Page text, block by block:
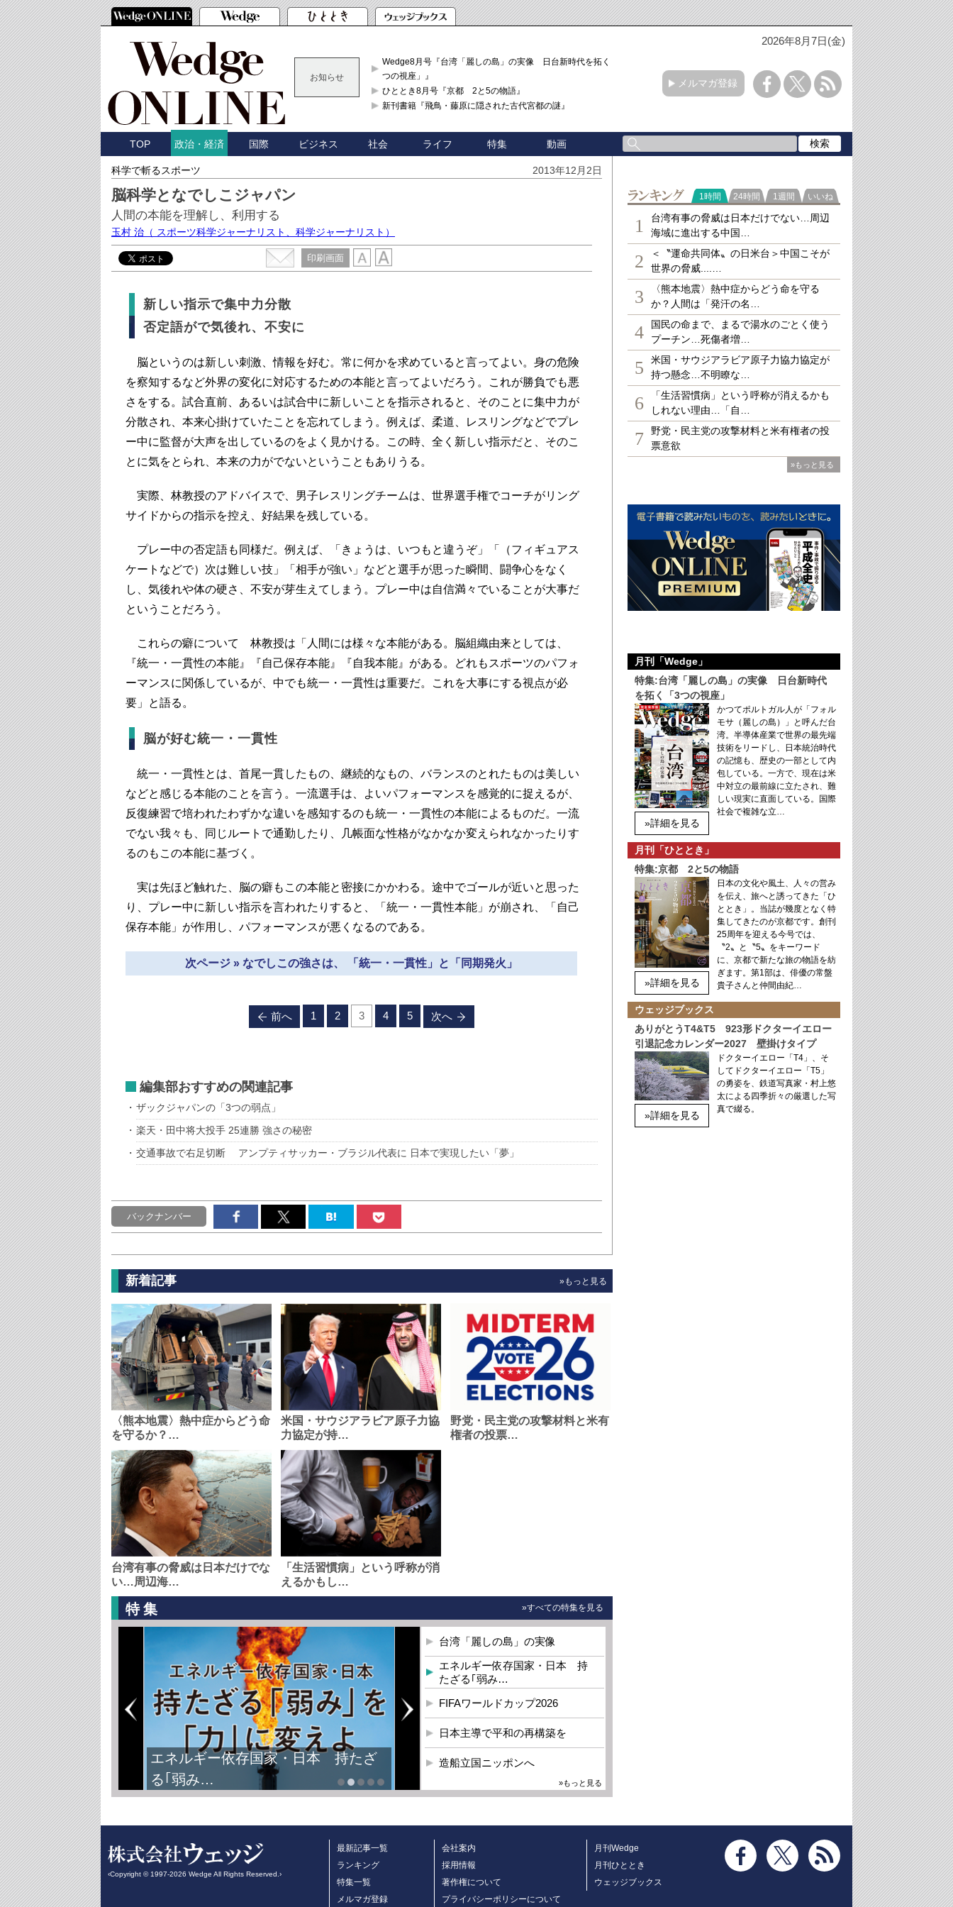
2026年8月7日(金)
お知らせ
Wedge8月号『台湾「麗しの島」の実像 日台新時代を拓く「3
つの視座」』
ひととき8月号『京都 2と5の物語』
新刊書籍『飛鳥・藤原に隠された古代宮都の謎』
メルマガ登録
TOP 政治・経済 国際 ビジネス 社会 ライフ 特集 動画
科学で斬るスポーツ 2013年12月2日
脳科学となでしこジャパン
人間の本能を理解し、利用する
玉村 治 （ スポーツ科学ジャーナリスト、科学ジャーナリスト）
印刷画面
新しい指示で集中力分散
否定語がで気後れ、不安に
脳というのは新しい刺激、情報を好む。常に何かを求めていると言ってよい。身の危険
を察知するなど外界の変化に対応するための本能と言ってよいだろう。これが勝負でも悪
さをする。試合直前、あるいは試合中に新しいことを指示されると、そのことに集中力が
分散され、本来心掛けていたことを忘れてしまう。例えば、柔道、レスリングなどでプレ
ー中に監督が大声を出しているのをよく見かける。この時、全く新しい指示だと、そのこ
とに気をとられ、本来の力がでないということもありうる。
実際、林教授のアドバイスで、男子レスリングチームは、世界選手権でコーチがリング
サイドからの指示を控え、好結果を残している。
プレー中の否定語も同様だ。例えば、「きょうは、いつもと違うぞ」「（フィギュアス
ケートなどで）次は難しい技」「相手が強い」などと選手が思った瞬間、闘争心をなく
し、気後れや体の硬さ、不安が芽生えてしまう。プレー中は自信満々でいることが大事だ
ということだろう。
これらの癖について 林教授は「人間には様々な本能がある。脳組織由来としては、
『統一・一貫性の本能』『自己保存本能』『自我本能』がある。どれもスポーツのパフォ
ーマンスに関係しているが、中でも統一・一貫性は重要だ。これを大事にする視点が必
要」と語る。
脳が好む統一・一貫性
統一・一貫性とは、首尾一貫したもの、継続的なもの、バランスのとれたものは美しい
などと感じる本能のことを言う。一流選手は、よいパフォーマンスを感覚的に捉えるが、
反復練習で培われたわずかな違いを感知するのも統一・一貫性の本能によるものだ。一流
でない我々も、同じルートで通勤したり、几帳面な性格がなかなか変えられなかったりす
るのもこの本能に基づく。
実は先ほど触れた、脳の癖もこの本能と密接にかかわる。途中でゴールが近いと思った
り、プレー中に新しい指示を言われたりすると、「統一・一貫性本能」が崩され、「自己
保存本能」が作用し、パフォーマンスが悪くなるのである。
次ページ » なでしこの強さは、 「統一・一貫性」と「同期発火」
前へ 1 2 3 4 5 次へ
編集部おすすめの関連記事
ザックジャパンの「3つの弱点」
楽天・田中将大投手 25連勝 強さの秘密
交通事故で右足切断 アンプティサッカー・ブラジル代表に 日本で実現したい「夢」
バックナンバー
新着記事 »もっと見る
〈熊本地震〉熱中症からどう命
を守るか？…
米国・サウジアラビア原子力協
力協定が持…
野党・民主党の攻撃材料と米有
権者の投票…
台湾有事の脅威は日本だけでな
い…周辺海…
「生活習慣病」という呼称が消
えるかもし…
特集 »すべての特集を見る
エネルギー依存国家・日本 持たざ
る｢弱み…
台湾「麗しの島」の実像
エネルギー依存国家・日本 持
たざる｢弱み…
FIFAワールドカップ2026
日本主導で平和の再構築を
造船立国ニッポンへ
»もっと見る
ランキング
1時間 24時間 1週間 いいね
1
台湾有事の脅威は日本だけでない…周辺
海域に進出する中国…
2
＜〝運命共同体〟の日米台＞中国こそが
世界の脅威....…
3
〈熊本地震〉熱中症からどう命を守る
か？人間は「発汗の名…
4
国民の命まで、まるで湯水のごとく使う
プーチン…死傷者増…
5
米国・サウジアラビア原子力協力協定が
持つ懸念…不明瞭な…
6
「生活習慣病」という呼称が消えるかも
しれない理由…「自…
7
野党・民主党の攻撃材料と米有権者の投
票意欲
»もっと見る
月刊「Wedge」
特集:台湾「麗しの島」の実像 日台新時代
を拓く「3つの視座」
»詳細を見る
かつてポルトガル人が「フォル
モサ（麗しの島）」と呼んだ台
湾。半導体産業で世界の最先端
技術をリードし、日本統治時代
の記憶も、歴史の一部として内
包している。一方で、現在は米
中対立の最前線に立たされ、難
しい現実に直面している。国際
社会で複雑な立…
月刊「ひととき」
特集:京都 2と5の物語
»詳細を見る
日本の文化や風土、人々の営み
を伝え、旅へと誘ってきた「ひ
ととき」。当誌が幾度となく特
集してきたのが京都です。創刊
25周年を迎える今号では、
〝2〟と〝5〟をキーワード
に、京都で新たな旅の物語を紡
ぎます。第1部は、俳優の常盤
貴子さんと仲間由紀…
ウェッジブックス
ありがとうT4&T5 923形ドクターイエロー
引退記念カレンダー2027 壁掛けタイプ
»詳細を見る
ドクターイエロー「T4」、そ
してドクターイエロー「T5」
の勇姿を、鉄道写真家・村上悠
太による四季折々の厳選した写
真で綴る。
‹Copyright © 1997-2026 Wedge All Rights Reserved.›
最新記事一覧
ランキング
特集一覧
メルマガ登録
会社案内
採用情報
著作権について
プライバシーポリシーについて
月刊Wedge
月刊ひととき
ウェッジブックス